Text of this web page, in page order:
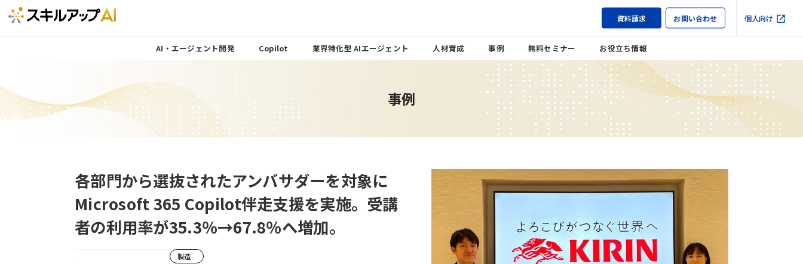
資料請求 お問い合わせ 個人向け
AI・エージェント開発 Copilot 業界特化型 AIエージェント 人材育成 事例 無料セミナー お役立ち情報
事例
各部門から選抜されたアンバサダーを対象に
Microsoft 365 Copilot伴走支援を実施。受講
者の利用率が35.3％→67.8％へ増加。
製造